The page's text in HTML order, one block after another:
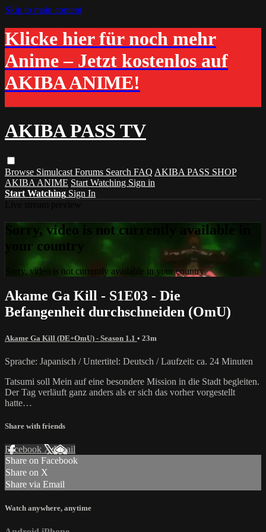
Skip to main content
Klicke hier für noch mehr
Anime – Jetzt kostenlos auf
AKIBA ANIME!
AKIBA PASS TV
Browse Simulcast Forums Search FAQ AKIBA PASS SHOP
AKIBA ANIME Start Watching Sign in
Start Watching Sign In
Sorry, video is not currently available in
your country
Sorry, video is not currently available in your country
Akame Ga Kill - S1E03 - Die
Befangenheit durchschneiden (OmU)
Akame Ga Kill (DE+OmU) - Season 1.1 • 23m
Sprache: Japanisch / Untertitel: Deutsch / Laufzeit: ca. 24 Minuten
Tatsumi soll Mein auf eine besondere Mission in die Stadt begleiten.
Der Tag verläuft ganz anders als er sich das vorher vorgestellt
hatte…
Share with friends
Facebook XEmail
Share on Facebook
Share on X
Share via Email
Watch anywhere, anytime